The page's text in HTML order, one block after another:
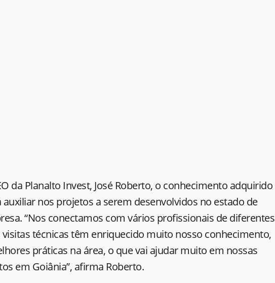
da Planalto Invest, José Roberto, o conhecimento adquirido
nos projetos a serem desenvolvidos no estado de
“Nos conectamos com vários profissionais de diferentes
visitas técnicas têm enriquecido muito nosso conhecimento,
práticas na área, o que vai ajudar muito em nossas
em Goiânia”, afirma Roberto.